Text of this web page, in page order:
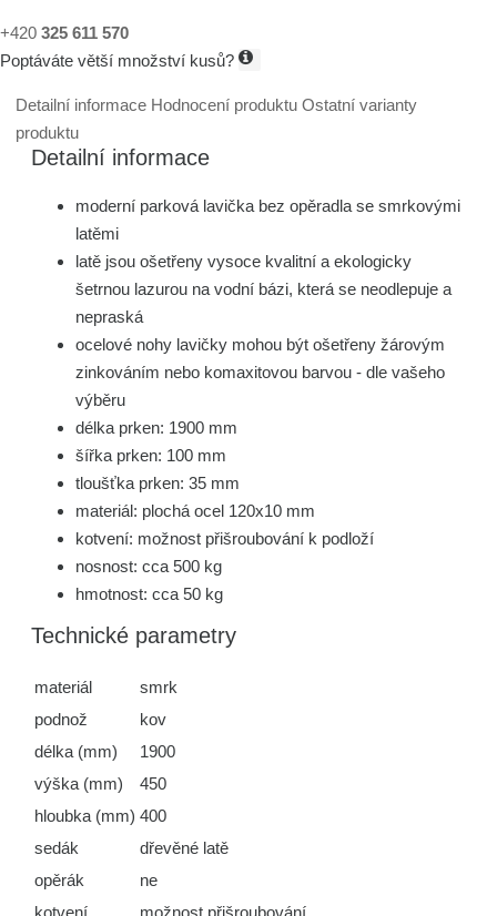
+420 325 611 570
Poptáváte větší množství kusů?
Detailní informace Hodnocení produktuOstatní varianty
produktu
Detailní informace
moderní parková lavička bez opěradla se smrkovými
latěmi
latě jsou ošetřeny vysoce kvalitní a ekologicky
šetrnou lazurou na vodní bázi, která se neodlepuje a
nepraská
ocelové nohy lavičky mohou být ošetřeny žárovým
zinkováním nebo komaxitovou barvou - dle vašeho
výběru
délka prken: 1900 mm
šířka prken: 100 mm
tloušťka prken: 35 mm
materiál: plochá ocel 120x10 mm
kotvení: možnost přišroubování k podloží
nosnost: cca 500 kg
hmotnost: cca 50 kg
Technické parametry
materiál
smrk
podnož
kov
délka (mm)
1900
výška (mm)
450
hloubka (mm) 400
sedák
dřevěné latě
opěrák
ne